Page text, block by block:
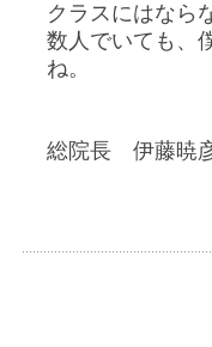
クラスにはなら
数人でいても、
ね。
総院長 伊藤暁